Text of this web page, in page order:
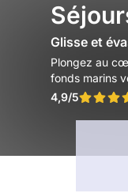
Glisse et
Plongez au
fonds marins
4,9/5